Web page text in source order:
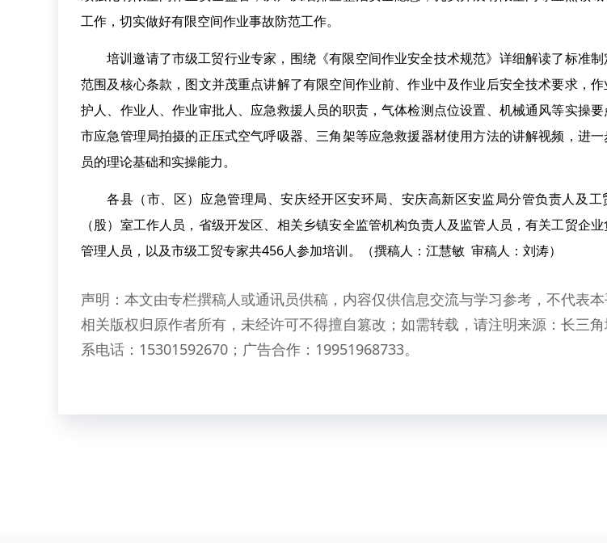
工作，切实做好有限空间作业事故防范工作。
培训邀请了市级工贸行业专家，围绕《有限空间作业安全技术规范》详细解读了标准
范围及核心条款，图文并茂重点讲解了有限空间作业前、作业中及作业后安全技术要求，
护人、作业人、作业审批人、应急救援人员的职责，气体检测点位设置、机械通风等实操
市应急管理局拍摄的正压式空气呼吸器、三角架等应急救援器材使用方法的讲解视频，进
员的理论基础和实操能力。
各县（市、区）应急管理局、安庆经开区安环局、安庆高新区安监局分管负责人及工
（股）室工作人员，省级开发区、相关乡镇安全监管机构负责人及监管人员，有关工贸企
管理人员，以及市级工贸专家共456人参加培训。（撰稿人：江慧敏 审稿人：刘涛）
声明：本文由专栏撰稿人或通讯员供稿，内容仅供信息交流与学习参考，不代表本
相关版权归原作者所有，未经许可不得擅自篡改；如需转载，请注明来源：长三
系电话：15301592670；广告合作：19951968733。